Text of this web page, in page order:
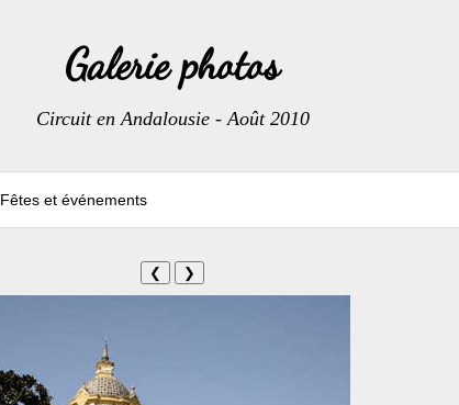
Galerie photos
Circuit en Andalousie - Août 2010
Fêtes et événements
❮ ❯